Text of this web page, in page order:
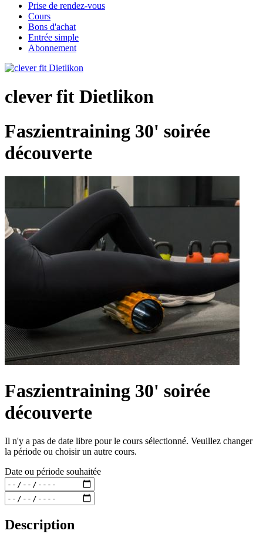
Prise de rendez-vous
Cours
Bons d'achat
Entrée simple
Abonnement
clever fit Dietlikon
Faszientraining 30' soirée
découverte
Faszientraining 30' soirée
découverte
Il n'y a pas de date libre pour le cours sélectionné. Veuillez changer
la période ou choisir un autre cours.
Date ou période souhaitée
Description